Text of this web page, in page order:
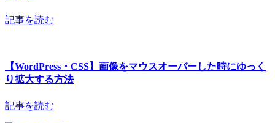
記事を読む
【WordPress・CSS】画像をマウスオーバーした時にゆっく
り拡大する方法
記事を読む